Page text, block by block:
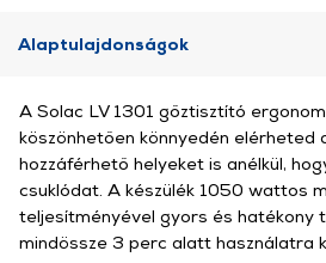
Alaptulajdonságok
A Solac LV 1301 gőztisztító
köszönhetően könnyedén elérheted
hozzáférhető helyeket is anélkül,
csuklódat. A készülék 1050 wattos
teljesítményével gyors és hatékony
mindössze 3 perc alatt használatra